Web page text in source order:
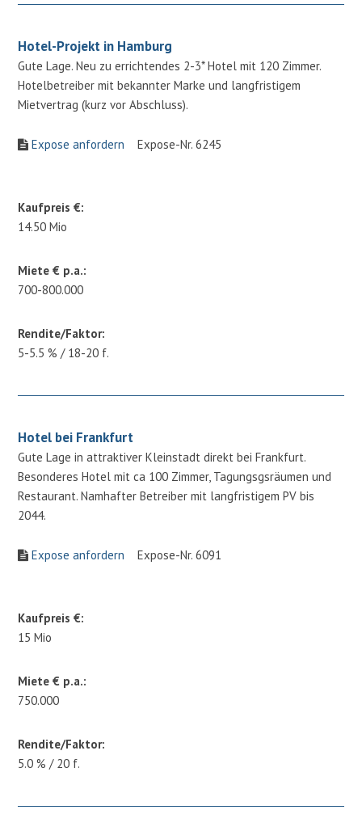
Hotel-Projekt in Hamburg
Gute Lage. Neu zu errichtendes 2-3* Hotel mit 120 Zimmer.
Hotelbetreiber mit bekannter Marke und langfristigem
Mietvertrag (kurz vor Abschluss).
Expose anfordern Expose-Nr. 6245
Kaufpreis €:
14.50 Mio
Miete € p.a.:
700-800.000
Rendite/Faktor:
5-5.5 % / 18-20 f.
Hotel bei Frankfurt
Gute Lage in attraktiver Kleinstadt direkt bei Frankfurt.
Besonderes Hotel mit ca 100 Zimmer, Tagungsgsräumen und
Restaurant. Namhafter Betreiber mit langfristigem PV bis
2044.
Expose anfordern Expose-Nr. 6091
Kaufpreis €:
15 Mio
Miete € p.a.:
750.000
Rendite/Faktor:
5.0 % / 20 f.